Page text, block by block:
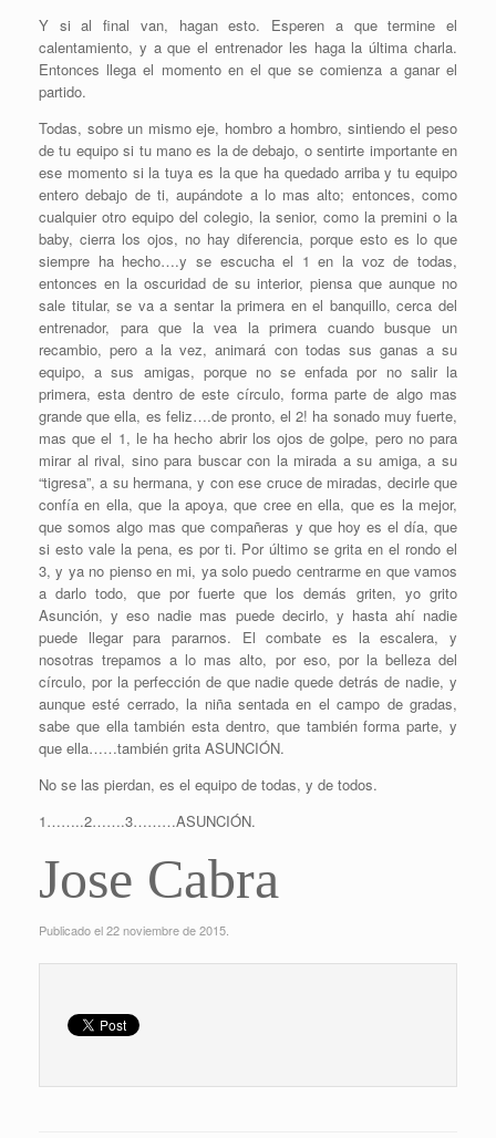
Y si al final van, hagan esto. Esperen a que termine el
calentamiento, y a que el entrenador les haga la última charla.
Entonces llega el momento en el que se comienza a ganar el
partido.
Todas, sobre un mismo eje, hombro a hombro, sintiendo el peso
de tu equipo si tu mano es la de debajo, o sentirte importante en
ese momento si la tuya es la que ha quedado arriba y tu equipo
entero debajo de ti, aupándote a lo mas alto; entonces, como
cualquier otro equipo del colegio, la senior, como la premini o la
baby, cierra los ojos, no hay diferencia, porque esto es lo que
siempre ha hecho….y se escucha el 1 en la voz de todas,
entonces en la oscuridad de su interior, piensa que aunque no
sale titular, se va a sentar la primera en el banquillo, cerca del
entrenador, para que la vea la primera cuando busque un
recambio, pero a la vez, animará con todas sus ganas a su
equipo, a sus amigas, porque no se enfada por no salir la
primera, esta dentro de este círculo, forma parte de algo mas
grande que ella, es feliz….de pronto, el 2! ha sonado muy fuerte,
mas que el 1, le ha hecho abrir los ojos de golpe, pero no para
mirar al rival, sino para buscar con la mirada a su amiga, a su
“tigresa”, a su hermana, y con ese cruce de miradas, decirle que
confía en ella, que la apoya, que cree en ella, que es la mejor,
que somos algo mas que compañeras y que hoy es el día, que
si esto vale la pena, es por ti. Por último se grita en el rondo el
3, y ya no pienso en mi, ya solo puedo centrarme en que vamos
a darlo todo, que por fuerte que los demás griten, yo grito
Asunción, y eso nadie mas puede decirlo, y hasta ahí nadie
puede llegar para pararnos. El combate es la escalera, y
nosotras trepamos a lo mas alto, por eso, por la belleza del
círculo, por la perfección de que nadie quede detrás de nadie, y
aunque esté cerrado, la niña sentada en el campo de gradas,
sabe que ella también esta dentro, que también forma parte, y
que ella……también grita ASUNCIÓN.
No se las pierdan, es el equipo de todas, y de todos.
1……..2…….3………ASUNCIÓN.
Jose Cabra
Publicado el 22 noviembre de 2015.